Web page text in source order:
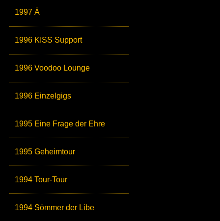
1997 Ä
1996 KISS Support
1996 Voodoo Lounge
1996 Einzelgigs
1995 Eine Frage der Ehre
1995 Geheimtour
1994 Tour-Tour
1994 Sömmer der Libe